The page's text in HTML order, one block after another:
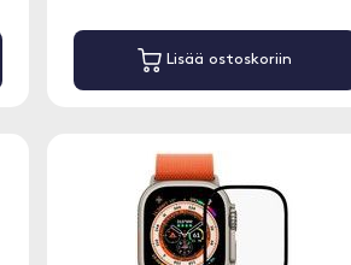
Lisää ostoskoriin